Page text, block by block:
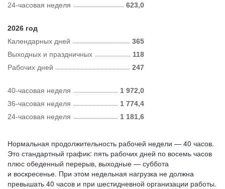
24-часовая неделя
623,0
2026 год
Календарных дней
365
Рабочих дней 247
Выходных и праздничных 118
40-часовая неделя
1 972,0
36-часовая неделя
1 774,4
24-часовая неделя
1 181,6
Нормальная продолжительность рабочей недели — 40 часов.
Это стандартный график: пять рабочих дней по восемь часов
плюс обеденный перерыв, выходные — суббота
и воскресенье. При этом недельная нагрузка не должна
превышать 40 часов и при шестидневной организации работы.